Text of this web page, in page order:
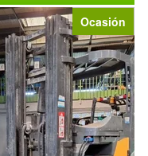
Ocasión